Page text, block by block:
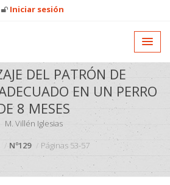
Iniciar sesión
DEL PATRÓN DE
EN UN PERRO
8 MESES
M. Villén Iglesias
Nº129 Páginas 53-57